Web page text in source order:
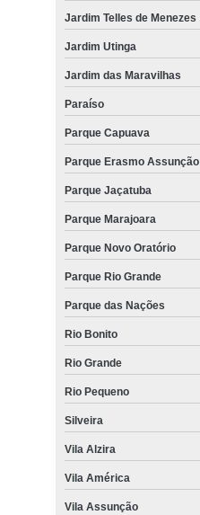
Jardim Telles de Menezes
Jardim Utinga
Jardim das Maravilhas
Paraíso
Parque Capuava
Parque Erasmo Assunção
Parque Jaçatuba
Parque Marajoara
Parque Novo Oratório
Parque Rio Grande
Parque das Nações
Rio Bonito
Rio Grande
Rio Pequeno
Silveira
Vila Alzira
Vila América
Vila Assunção